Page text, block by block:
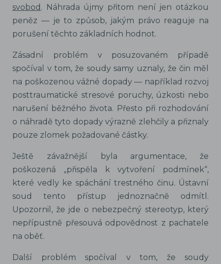
svobod . Náhrada újmy přitom není jen otázkou
peněz — je to způsob, jakým právo reaguje na
porušení těchto základních hodnot.
Zásadní problém v posuzovaném případě
spočíval v tom, že soudy samy uznaly, že čin měl
na poškozenou vážné dopady — například rozvoj
posttraumatické stresové poruchy, úzkosti nebo
narušení běžného života. Přesto při rozhodování
o náhradě tyto dopady výrazně zlehčily a přiznaly
pouze zlomek požadované částky.
Ještě závažnější byla argumentace, že
poškozená „přispěla k vytvoření podmínek“,
které vedly ke spáchání trestného činu. Ústavní
soud tento přístup jednoznačně odmítl.
Upozornil, že jde o nebezpečný stereotyp, který
nepřípustně přesouvá odpovědnost z pachatele
na oběť.
Další problém spočíval v tom, že soudy